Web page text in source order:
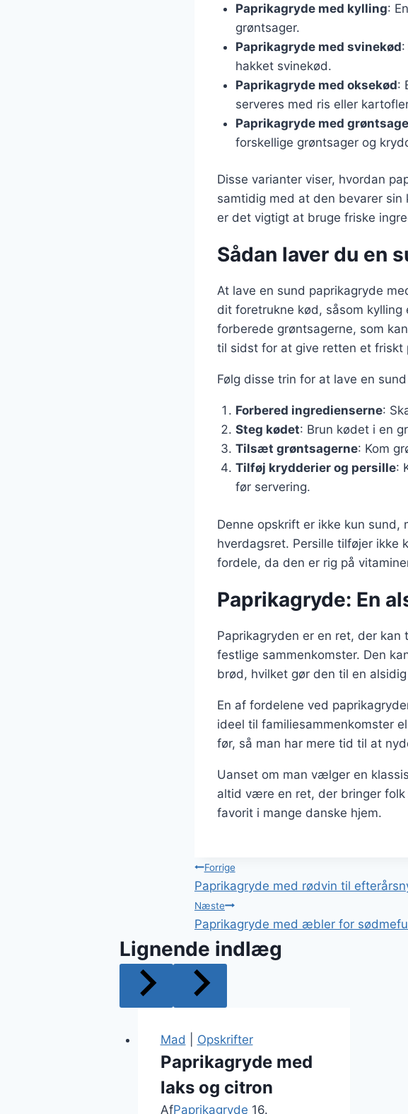
Paprikagryde med kylling:
grøntsager.
Paprikagryde med svinekød
hakket svinekød.
Paprikagryde med oksekød:
serveres med ris eller
Paprikagryde med
forskellige grøntsager og
Disse varianter viser, hvordan
samtidig med at den bevarer
er det vigtigt at bruge friske
Sådan laver du en
At lave en sund paprikagryde
dit foretrukne kød, såsom
forberede grøntsagerne, som
til sidst for at give retten et friskt
Følg disse trin for at lave en
Forbered ingredienserne:
Steg kødet: Brun kødet i en
Tilsæt grøntsagerne: Kom
Tilføj krydderier og persille:
før servering.
Denne opskrift er ikke kun
hverdagsret. Persille tilføjer
fordele, da den er rig på
Paprikagryde: En
Paprikagryden er en ret, der
festlige sammenkomster. Den
brød, hvilket gør den til en
En af fordelene ved
ideel til familiesammenkomster
før, så man har mere tid til at
Uanset om man vælger en
altid være en ret, der bringer folk
favorit i mange danske hjem.
Indlægsnavigation
Forrige
Paprikagryde med rødvin til
Næste
Paprikagryde med æbler for
Lignende indlæg
Mad Opskrifter
Paprikagryde med
laks og citron
AfPaprikagryde 16.